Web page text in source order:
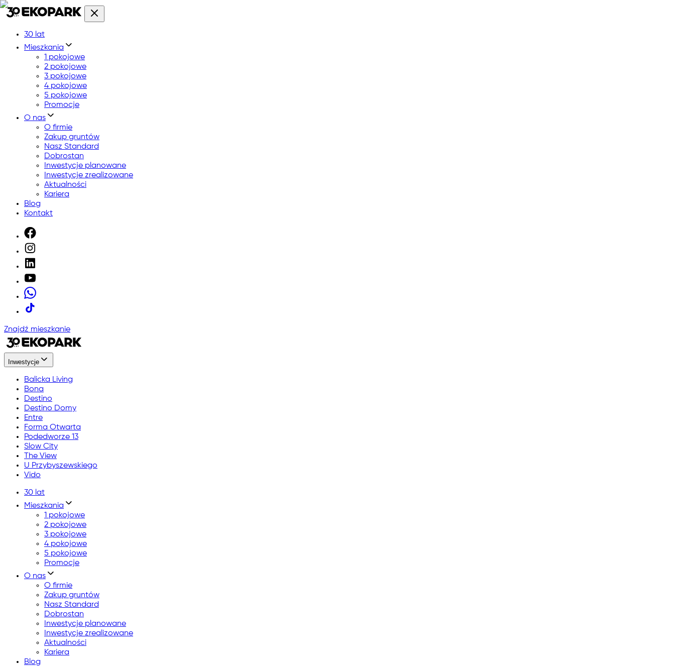
30 lat
Mieszkania
1 pokojowe
2 pokojowe
3 pokojowe
4 pokojowe
5 pokojowe
Promocje
O nas
O firmie
Zakup gruntów
Nasz Standard
Dobrostan
Inwestycje planowane
Inwestycje zrealizowane
Aktualności
Kariera
Blog
Kontakt
Znajdź mieszkanie
Inwestycje
Balicka Living
Bona
Destino
Destino Domy
Entre
Forma Otwarta
Podedworze 13
Slow City
The View
U Przybyszewskiego
Vido
30 lat
Mieszkania
1 pokojowe
2 pokojowe
3 pokojowe
4 pokojowe
5 pokojowe
Promocje
O nas
O firmie
Zakup gruntów
Nasz Standard
Dobrostan
Inwestycje planowane
Inwestycje zrealizowane
Aktualności
Kariera
Blog